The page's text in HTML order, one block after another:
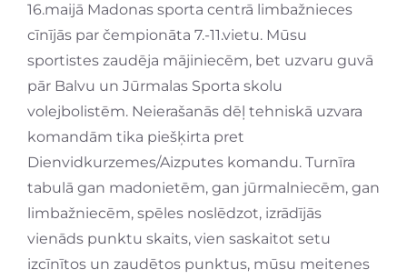
16.maijā Madonas sporta centrā limbažnieces
cīnījās par čempionāta 7.-11.vietu. Mūsu
sportistes zaudēja mājiniecēm, bet uzvaru guvā
pār Balvu un Jūrmalas Sporta skolu
volejbolistēm. Neierašanās dēļ tehniskā uzvara
komandām tika piešķirta pret
Dienvidkurzemes/Aizputes komandu. Turnīra
tabulā gan madonietēm, gan jūrmalniecēm, gan
limbažniecēm, spēles noslēdzot, izrādījās
vienāds punktu skaits, vien saskaitot setu
izcīnītos un zaudētos punktus, mūsu meitenes